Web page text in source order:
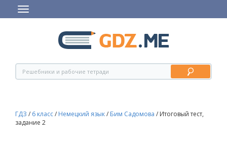
ГДЗ / 6 класс/ Немецкий язык/ Бим Садомова / Итоговый тест,
задание 2